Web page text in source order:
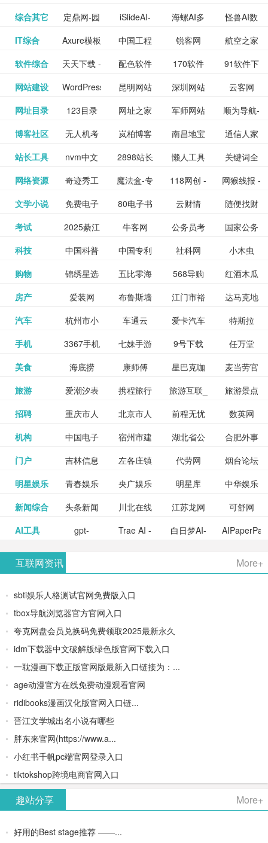
全 频
包括上映
影片的影
讯查询及
购票服
务。你可
和看过的
电影电视
剧，顺便
打分、写
味，豆瓣
电影会推
荐好电影
给你。
_www.sanmao.com.cn_
素材免费
图库
nas论
坛|nas1.cn|nas1|nas
流社区
文写作-AI
毕业设计-
PPT模板
生成
作 - 国内
领先的AI
图片、文
案创作平
讯飞星火-
懂我的AI
助手
更多>>
综合其它 定鼎网-园
林景观建
筑室内设
iSlideAI-
一键生成
PPT模板
海螺AI多
模态大语
言模型
怪兽AI数
字人
九章开物 更多>>
IT综合 Axure模板
网
中国工程
科技知识
中心
锐客网
航空之家
牛品汇
更多>>
软件综合 天天下载 -
绿色精品
软件应用
配色软件
园
170软件
下载站
91软件下
载
yx12345
下载站
更多>>
网站建设 WordPress
主题模板
下载_爱主
昆明网站
建设
深圳网站
建设
云客网
SEO众包
服务平台
深圳网站
建设
更多>>
网址目录 123目录
网
网址之家 军师网站
目录网址
大全
顺为导航-
办公运营
工具导航
易推分类
目录网
更多>>
博客社区 无人机考
证资讯网
岚柏博客 南昌地宝
网_南昌论
坛
通信人家
园
精易论坛 更多>>
站长工具 nvm中文
网
2898站长
资源平台
懒人工具 关键词全
网指数查
询
SEO工具
- 站长之家
更多>>
网络资源 奇迹秀工
具箱-设计
师必备设
辅助神器
魔法盒-专
业的游戏
动画特效
118网创 -
创业项目
资源分享
网猴线报 -
一个简单
且纯粹的
网站
线报酷 -
专注线报
活动
更多>>
文学小说 免费电子
书下载
网,txt小说
完结txt小
说-书本网
80电子书
_八零电子
书_80txt_
云财情 随便找财
经网
钱如故 更多>>
考试 2025綦江
区中考志
愿填报系
牛客网 公务员考
试-中公教
育网
国家公务
员局
公务员考
试信息网
更多>>
科技 中国科普
博览
中国专利
信息网
社科网
小木虫
中国科学
院
更多>>
购物 锦绣星选
海淘
五比零海
淘网
568导购
网
红酒木瓜
靓汤官网
淘宝 更多>>
房产 爱装网 布鲁斯墙
纸
江门市裕
华墙纸
达马克地
产
格莱美墙
纸
更多>>
汽车 杭州市小
客车总量
调控管理
车通云 爱卡汽车
导购
特斯拉
百度有驾
网
更多>>
手机 3367手机
游戏
七妹手游 9号下载
任万堂
游戏邦
更多>>
美食 海底捞 康师傅 星巴克咖
啡
麦当劳官
网
心食谱网 更多>>
旅游 爱潮汐表 携程旅行
网
旅游互联_
景点门票
预订
旅游景点
点评-猫途
鹰
北京旅游
网
更多>>
招聘 重庆市人
力资源和
社会保障
北京市人
力资源和
社会保障
前程无忧
招聘网
数英网
聘才网
更多>>
机构 中国电子
检验检疫
业务网
宿州市建
委网
湖北省公
管局
合肥外事
办
湖北省粮
食局
更多>>
门户 吉林信息
网
左各庄镇
论坛
代劳网
烟台论坛
腾讯充值
中心
更多>>
明星娱乐 青春娱乐
网
央广娱乐
网,
明星库 中华娱乐
网
网易娱乐 更多>>
新闻综合 头条新闻 川北在线 江苏龙网
可舒网
巾帼网
更多>>
AI工具 gpt-
OpenAI最
新AI图像
生成器
Trae AI -
境/深度集
成
Doubao-
1.5-pro与
白日梦AI-
- AI论文写
高质量
PPT
互联网资讯 More+
sbti娱乐人格测试官网免费版入口
tbox导航浏览器官方官网入口
夸克网盘会员兑换码免费领取2025最新永久
idm下载器中文破解版绿色版官网下载入口
一耽漫画下载正版官网版最新入口链接为：...
age动漫官方在线免费动漫观看官网
ridibooks漫画汉化版官网入口链...
晋江文学城出名小说有哪些
胖东来官网(https://www.a...
小红书千帆pc端官网登录入口
tiktokshop跨境电商官网入口
趣站分享 More+
好用的Best stage推荐 ——...